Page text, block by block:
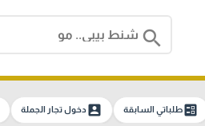
search
ballotطلباتي السابقة account_boxدخول تجار الجملة